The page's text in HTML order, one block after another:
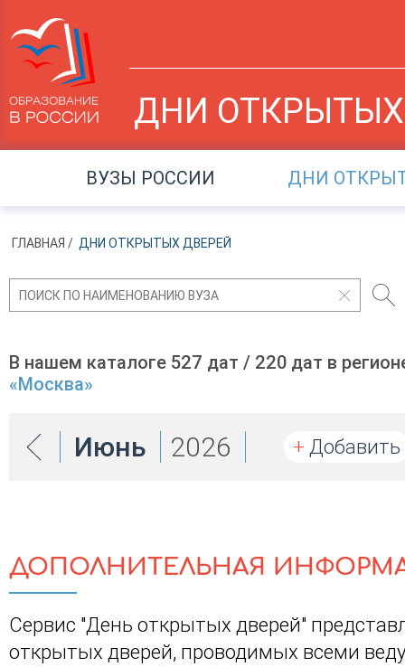
ДНИ
ВУЗЫ РОССИИ ДНИ
ГЛАВНАЯ / ДНИ ОТКРЫТЫХ ДВЕРЕЙ
В нашем каталоге 527 дат / 220 дат в
«Москва»
Июнь 2026 + Добавить
ДОПОЛНИТЕЛЬНАЯ
Сервис "День открытых дверей"
открытых дверей, проводимых всеми